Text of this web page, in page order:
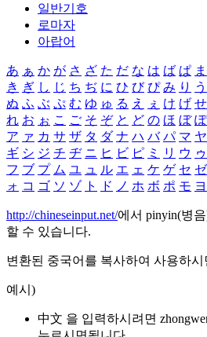
일반기호
로마자
아랍어
あ ぁ か が さ ざ た だ な は ば ぱ ま
き ぎ し じ ち ぢ に ひ び ぴ み り う
ぬ ふ ぶ ぷ む ゆ ゅ る え ぇ け げ せ
れ お ぉ こ ご そ ぞ と ど の ほ ぼ ぽ
ア ァ カ サ ザ タ ダ ナ ハ バ パ マ ヤ
ギ シ ジ チ ヂ ニ ヒ ビ ピ ミ リ ウ ゥ
フ ブ プ ム ユ ュ ル エ ェ ケ ゲ セ ゼ
ォ コ ゴ ソ ゾ ト ド ノ ホ ボ ポ モ ヨ
http://chineseinput.net/에서 pinyin(병
할 수 있습니다.
변환된 중국어를 복사하여 사용하시
예시)
中文 을 입력하시려면